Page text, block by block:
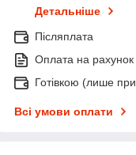
Детальніше
Післяплата
Оплата на рахунок
Готівкою (лише
Всі умови оплати